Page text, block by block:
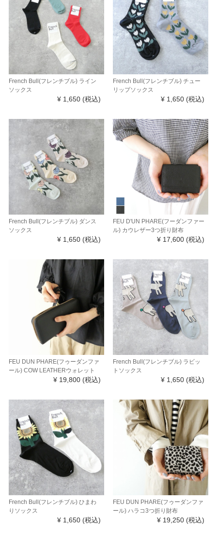
French Bull(フレンチブル) ライン
ソックス
¥ 1,650 (税込)
French Bull(フレンチブル) チュー
リップソックス
¥ 1,650 (税込)
French Bull(フレンチブル) ダンス
ソックス
¥ 1,650 (税込)
FEU D'UN PHARE(フーダンファー
ル) カウレザー3つ折り財布
¥ 17,600 (税込)
FEU DUN PHARE(フゥーダンファ
ール) COW LEATHERウォレット
¥ 19,800 (税込)
French Bull(フレンチブル) ラビッ
トソックス
¥ 1,650 (税込)
French Bull(フレンチブル) ひまわ
りソックス
¥ 1,650 (税込)
FEU DUN PHARE(フゥーダンファ
ール) ハラコ3つ折り財布
¥ 19,250 (税込)